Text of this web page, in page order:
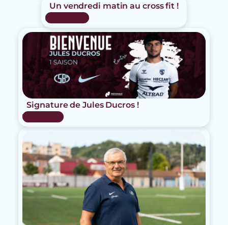
Un vendredi matin au cross fit !
24 Juil 2026
Signature de Jules Ducros !
15 Juil 2026